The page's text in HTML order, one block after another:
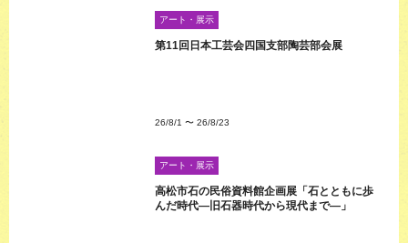
アート・展示
第11回日本工芸会四国支部陶芸部会展
26/8/1 〜 26/8/23
アート・展示
高松市石の民俗資料館企画展「石とともに歩
んだ時代―旧石器時代から現代まで―」